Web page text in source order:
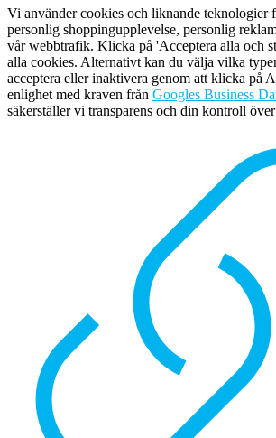
Vi använder cookies och liknande teknologier
personlig shoppingupplevelse, personlig
vår webbtrafik. Klicka på 'Acceptera alla och
alla cookies. Alternativt kan du välja vilka
acceptera eller inaktivera genom att klicka på
enlighet med kraven från Googles Business
säkerställer vi transparens och din kontroll